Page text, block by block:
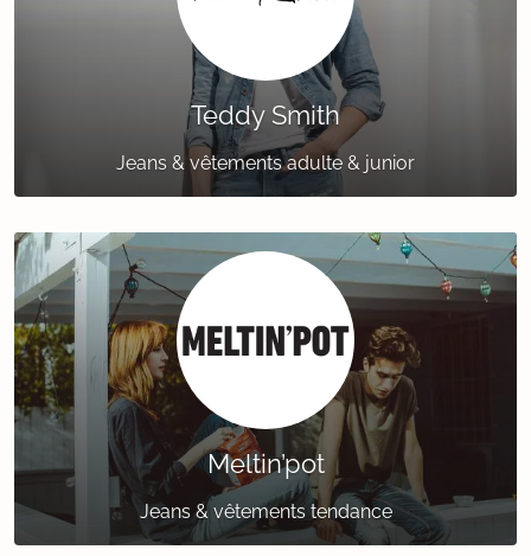
Teddy Smith
Jeans & vêtements adulte & junior
Meltin’pot
Jeans & vêtements tendance